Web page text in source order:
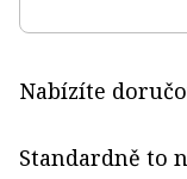
Nabízíte
Standardně to